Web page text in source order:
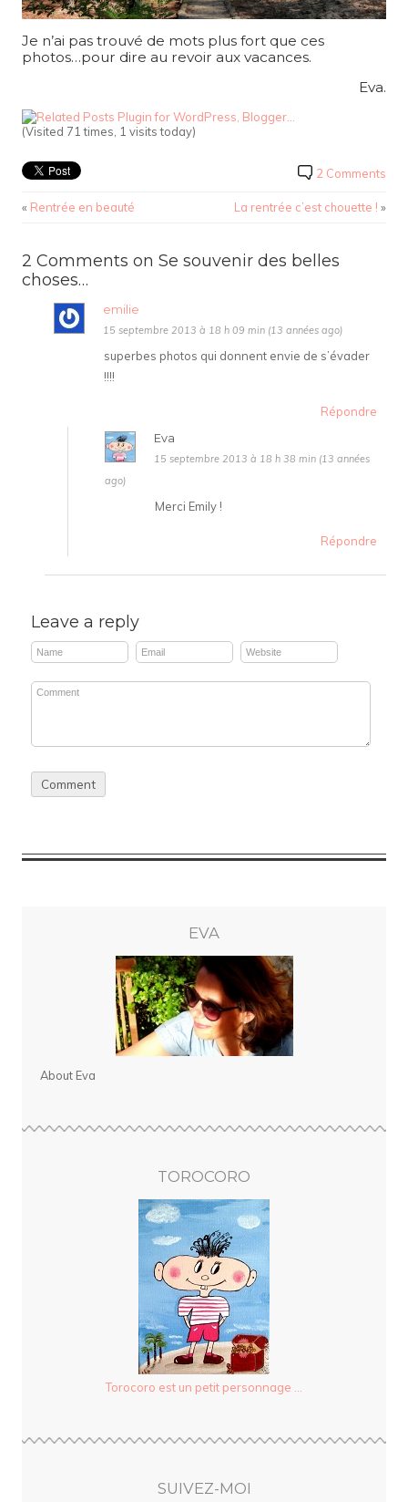
Je n’ai pas trouvé de mots plus fort que ces
photos…pour dire au revoir aux vacances.
Eva.
(Visited 71 times, 1 visits today)
2 Comments
« Rentrée en beauté La rentrée c’est chouette ! »
2 Comments on Se souvenir des belles
choses…
emilie
15 septembre 2013 à 18 h 09 min (13 années ago)
superbes photos qui donnent envie de s’évader
!!!!
Répondre
Eva
15 septembre 2013 à 18 h 38 min (13 années
ago)
Merci Emily !
Répondre
Leave a reply
EVA
About Eva
TOROCORO
Torocoro est un petit personnage ...
SUIVEZ-MOI